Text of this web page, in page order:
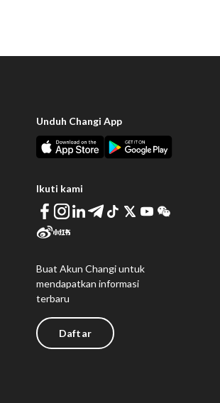
Unduh Changi App
Ikuti kami
Buat Akun Changi untuk
mendapatkan informasi
terbaru
Daftar